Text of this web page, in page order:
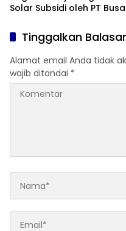
Solar Subsidi oleh PT
Tinggalkan
Alamat email Anda tidak
wajib ditandai *